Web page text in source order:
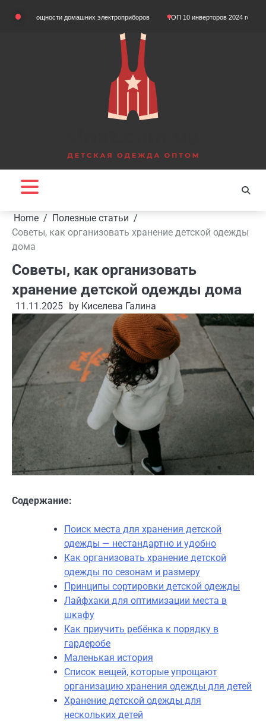
домашних электроприборов ТОП 10 инверторов 2024 года Що
Home
Полезные статьи
Советы, как организовать хранение детской одежды
дома
Советы, как организовать
хранение детской одежды дома
11.11.2025 by Киселева Галина
Содержание:
Поиск места для хранения детской
одежды — нестандартно и удобно
Как организовать хранение детской
одежды по сезонам и размеру
Принципы сортировки детской одежды
Лайфхаки для оптимизации места в
шкафу
Как приучить ребёнка к порядку в
гардеробе
Маленькая история
Список вещей, которые упрощают
организацию хранения одежды для детей
Хранение детской одежды для
нескольких детей